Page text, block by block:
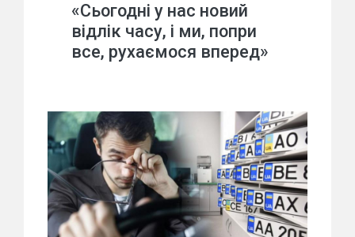
«Сьогодні у нас новий
відлік часу, і ми, попри
все, рухаємося вперед»